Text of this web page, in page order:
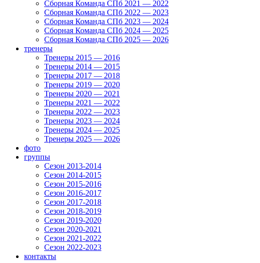
Сборная Команда СПб 2021 — 2022
Сборная Команда СПб 2022 — 2023
Сборная Команда СПб 2023 — 2024
Сборная Команда СПб 2024 — 2025
Сборная Команда СПб 2025 — 2026
тренеры
Тренеры 2015 — 2016
Тренеры 2014 — 2015
Тренеры 2017 — 2018
Тренеры 2019 — 2020
Тренеры 2020 — 2021
Тренеры 2021 — 2022
Тренеры 2022 — 2023
Тренеры 2023 — 2024
Тренеры 2024 — 2025
Тренеры 2025 — 2026
фото
группы
Сезон 2013-2014
Сезон 2014-2015
Сезон 2015-2016
Сезон 2016-2017
Сезон 2017-2018
Сезон 2018-2019
Сезон 2019-2020
Сезон 2020-2021
Сезон 2021-2022
Сезон 2022-2023
контакты